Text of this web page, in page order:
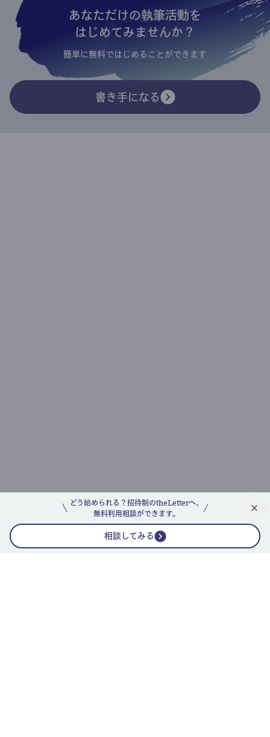
どう始められる？招待制のtheLetterへ、
無料利用相談ができます。
相談してみる
あなただけの執筆活動を
はじめてみませんか？
簡単に無料ではじめることができます
書き手になる